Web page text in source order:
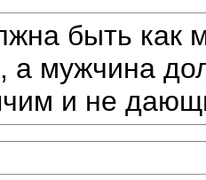
быть как
а мужчина
и не